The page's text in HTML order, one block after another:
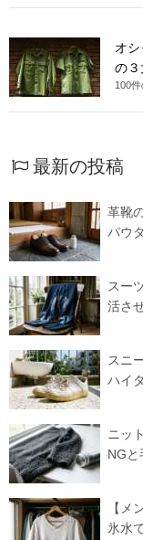
オ
の３
100
最新の投稿
革靴
パウ
スー
活さ
スニ
ハイ
ニッ
NGと
【メ
氷水